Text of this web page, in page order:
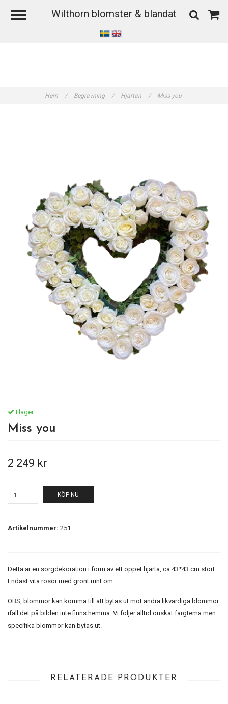
Wilthorn blomster & blandat
Hem / Begravning / Hjärtan / Miss you
I lager.
Miss you
2 249 kr
KÖP NU
Artikelnummer: 251
Detta är en sorgdekoration i form av ett öppet hjärta, ca 43*43 cm stort.
Endast vita rosor med grönt runt om.
OBS, blommor kan komma till att bytas ut mot andra likvärdiga blommor
ifall det på bilden inte finns hemma. Vi följer alltid önskat färgtema men
specifika blommor kan bytas ut.
RELATERADE PRODUKTER